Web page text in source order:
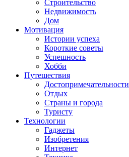
Строительство
Недвижимость
Дом
Мотивация
Истории успеха
Короткие советы
Успешность
Хобби
Путешествия
Достопримечательности
Отдых
Страны и города
Туристу
Технологии
Гаджеты
Изобретения
Интернет